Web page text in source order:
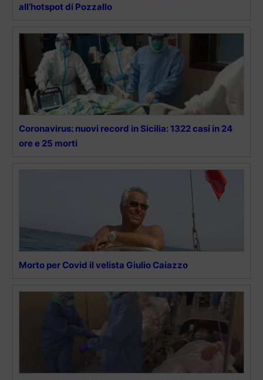
all’hotspot di Pozzallo
Coronavirus: nuovi record in Sicilia: 1322 casi in 24
ore e 25 morti
Morto per Covid il velista Giulio Caiazzo